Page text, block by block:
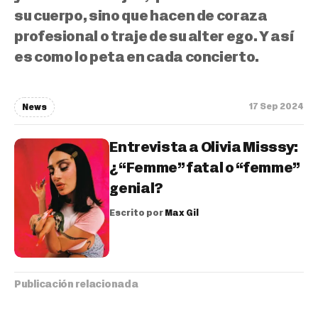
su cuerpo, sino que hacen de coraza
profesional o traje de su alter ego. Y así
es como lo peta en cada concierto.
News 17 Sep 2024
Entrevista a Olivia Misssy:
¿“Femme” fatal o “femme”
genial?
Escrito por Max Gil
Publicación relacionada